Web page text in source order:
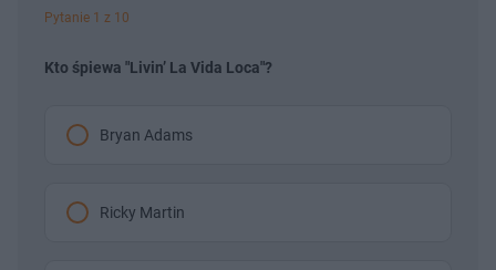
Pytanie 1 z 10
Kto śpiewa "Livin’ La Vida Loca"?
Bryan Adams
Ricky Martin